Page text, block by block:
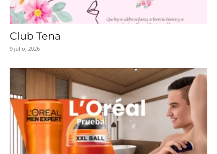
Club Tena
9 julio, 2026